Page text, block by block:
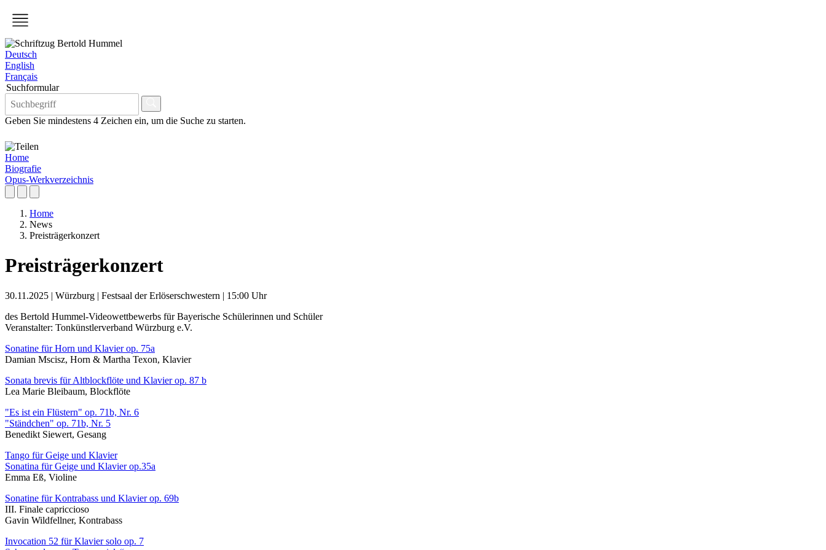
Deutsch
English
Français
Suchformular
Geben Sie mindestens 4 Zeichen ein, um die Suche zu starten.
Home
Biografie
Opus-Werkverzeichnis
Home
News
Preisträgerkonzert
Preisträgerkonzert
30.11.2025 | Würzburg | Festsaal der Erlöserschwestern | 15:00 Uhr
des Bertold Hummel-Videowettbewerbs für Bayerische Schülerinnen und Schüler
Veranstalter: Tonkünstlerverband Würzburg e.V.
Sonatine für Horn und Klavier op. 75a
Damian Mscisz, Horn & Martha Texon, Klavier
Sonata brevis für Altblockflöte und Klavier op. 87 b
Lea Marie Bleibaum, Blockflöte
"Es ist ein Flüstern" op. 71b, Nr. 6
"Ständchen" op. 71b, Nr. 5
Benedikt Siewert, Gesang
Tango für Geige und Klavier
Sonatina für Geige und Klavier op.35a
Emma Eß, Violine
Sonatine für Kontrabass und Klavier op. 69b
III. Finale capriccioso
Gavin Wildfellner, Kontrabass
Invocation 52 für Klavier solo op. 7